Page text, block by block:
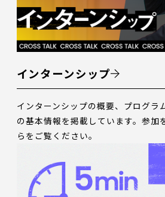
インターンシップ
インターンシップの概要、プログラ
の基本情報を掲載しています。参加
らをご覧ください。